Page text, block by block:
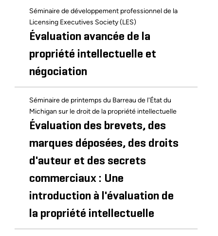
Réunion annuelle 2004 de l'association nationale
des dirigeants d'entreprise des collèges et
universités
transfert de technologie dans
les universités de notre pays :
transformer les fonds publics
en nouvelles sources de
revenus
Séminaire de développement professionnel de la
Licensing Executives Society (LES)
Évaluation avancée de la
propriété intellectuelle et
négociation
Séminaire de printemps du Barreau de l'État du
Michigan sur le droit de la propriété intellectuelle
Évaluation des brevets, des
marques déposées, des droits
d'auteur et des secrets
commerciaux : Une
introduction à l'évaluation de
la propriété intellectuelle